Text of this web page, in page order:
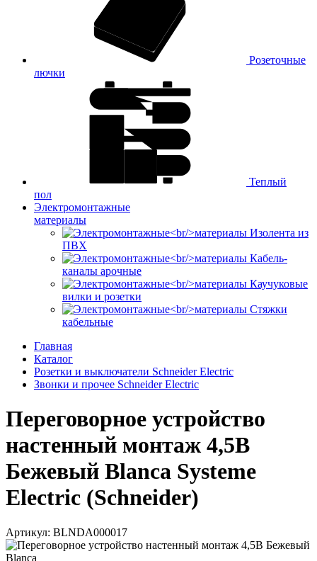
Розеточные
лючки
Теплый
пол
Электромонтажные
материалы
Изолента из
ПВХ
Кабель-
каналы арочные
Каучуковые
вилки и розетки
Стяжки
кабельные
Главная
Каталог
Розетки и выключатели Schneider Electric
Звонки и прочее Schneider Electric
Переговорное устройство
настенный монтаж 4,5В
Бежевый Blanca Systeme
Electric (Schneider)
Артикул: BLNDA000017